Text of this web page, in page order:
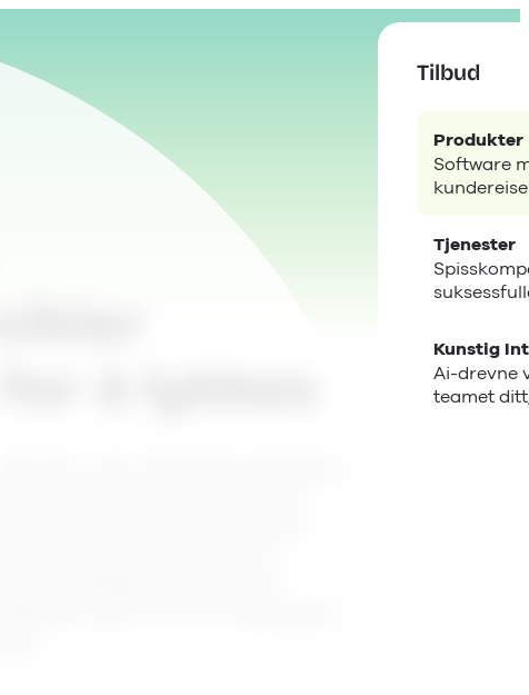
Tilbud
Produkter
Software
Tjenester
Kunstig
Ai-drevne
teamet